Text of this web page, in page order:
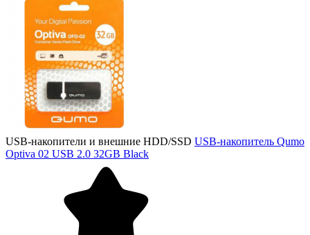
USB-накопители и внешние HDD/SSD USB-накопитель Qumo
Optiva 02 USB 2.0 32GB Black